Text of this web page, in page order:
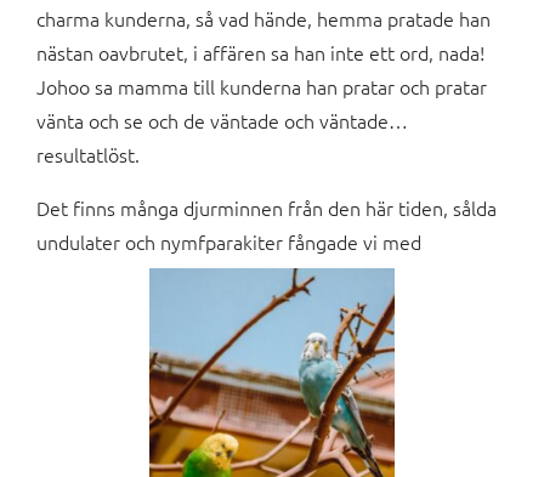
charma kunderna, så vad hände, hemma pratade han
nästan oavbrutet, i affären sa han inte ett ord, nada!
Johoo sa mamma till kunderna han pratar och pratar
vänta och se och de väntade och väntade…
resultatlöst.
Det finns många djurminnen från den här tiden, sålda
undulater och nymfparakiter fångade vi med